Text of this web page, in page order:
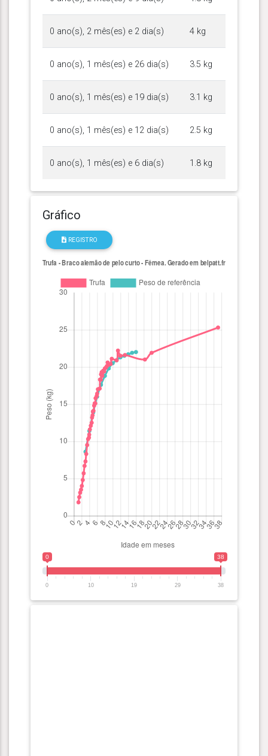
0 ano(s), 2 mês(es) e 2 dia(s) 4 kg
0 ano(s), 1 mês(es) e 26 dia(s) 3.5 kg
0 ano(s), 1 mês(es) e 19 dia(s) 3.1 kg
0 ano(s), 1 mês(es) e 12 dia(s) 2.5 kg
0 ano(s), 1 mês(es) e 6 dia(s) 1.8 kg
Gráfico
REGISTRO
0 38
0 10 19 29 38